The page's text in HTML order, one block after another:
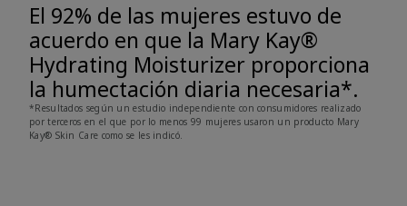
El 92% de las mujeres estuvo de
acuerdo en que la Mary Kay®
Hydrating Moisturizer proporciona
la humectación diaria necesaria*.
*Resultados según un estudio independiente con consumidores realizado
por terceros en el que por lo menos 99 mujeres usaron un producto Mary
Kay® Skin Care como se les indicó.